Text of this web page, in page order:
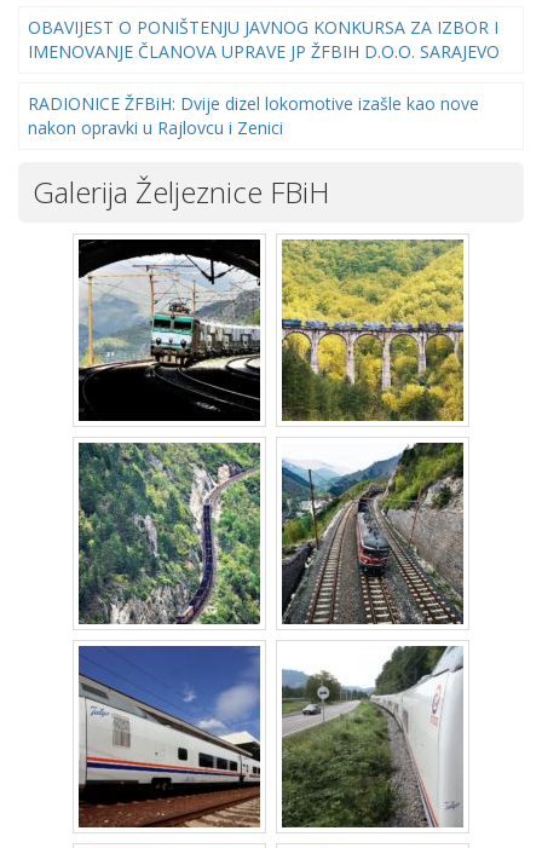
OBAVIJEST O PONIŠTENJU JAVNOG KONKURSA ZA IZBOR I
IMENOVANJE ČLANOVA UPRAVE JP ŽFBIH D.O.O. SARAJEVO
RADIONICE ŽFBiH: Dvije dizel lokomotive izašle kao nove
nakon opravki u Rajlovcu i Zenici
Galerija Željeznice FBiH